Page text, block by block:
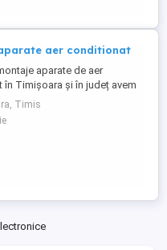
aer conditionat
aparate de aer
în Timișoara și în județ avem
peste 10 ani ,oferim
efectuam igienizarea
aparatelor ,reparam încărcăm
Timis